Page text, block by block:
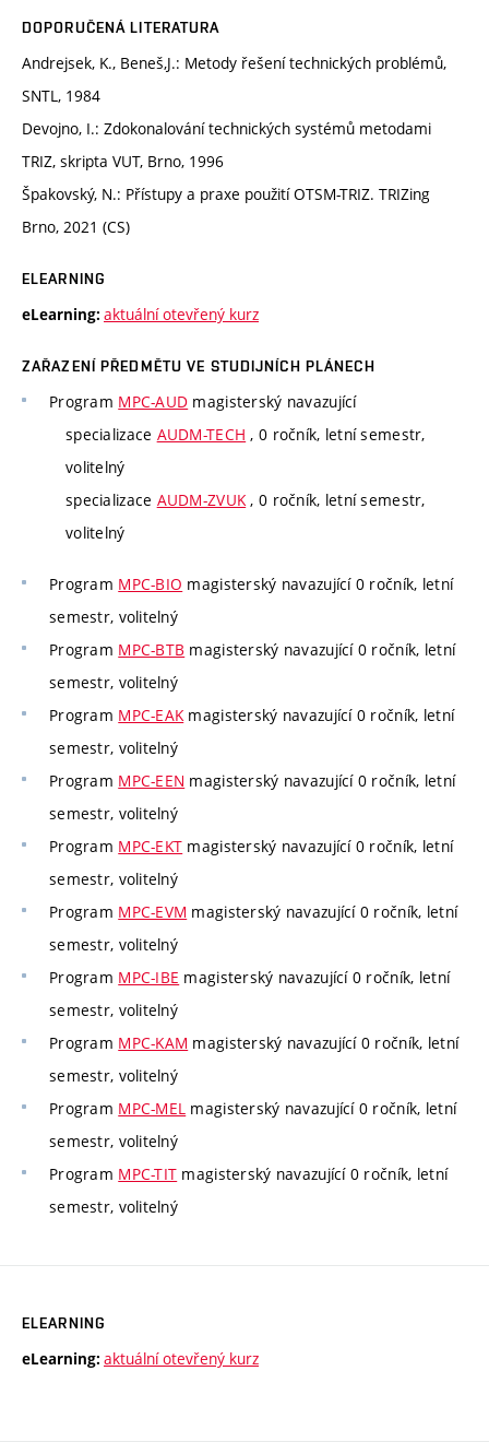
DOPORUČENÁ LITERATURA
Andrejsek, K., Beneš,J.: Metody řešení technických problémů,
SNTL, 1984
Devojno, I.: Zdokonalování technických systémů metodami
TRIZ, skripta VUT, Brno, 1996
Špakovský, N.: Přístupy a praxe použití OTSM-TRIZ. TRIZing
Brno, 2021 (CS)
ELEARNING
eLearning: aktuální otevřený kurz
ZAŘAZENÍ PŘEDMĚTU VE STUDIJNÍCH PLÁNECH
Program MPC-AUD magisterský navazující
specializace AUDM-TECH , 0 ročník, letní semestr,
volitelný
specializace AUDM-ZVUK , 0 ročník, letní semestr,
volitelný
Program MPC-BIO magisterský navazující 0 ročník, letní
semestr, volitelný
Program MPC-BTB magisterský navazující 0 ročník, letní
semestr, volitelný
Program MPC-EAKmagisterský navazující 0 ročník, letní
semestr, volitelný
Program MPC-EEN magisterský navazující 0 ročník, letní
semestr, volitelný
Program MPC-EKT magisterský navazující 0 ročník, letní
semestr, volitelný
Program MPC-EVM magisterský navazující 0 ročník, letní
semestr, volitelný
Program MPC-IBE magisterský navazující 0 ročník, letní
semestr, volitelný
Program MPC-KAM magisterský navazující 0 ročník, letní
semestr, volitelný
Program MPC-MEL magisterský navazující 0 ročník, letní
semestr, volitelný
Program MPC-TIT magisterský navazující 0 ročník, letní
semestr, volitelný
ELEARNING
eLearning: aktuální otevřený kurz